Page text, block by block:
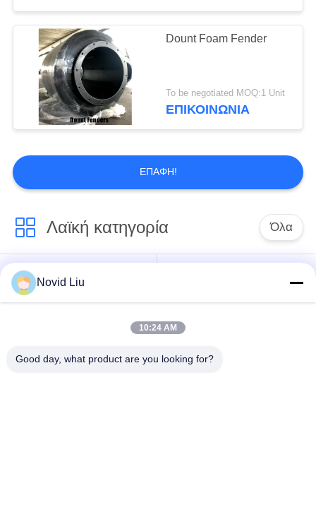
Dount Foam Fender
To be negotiated MOQ:1 Unit
ΕΠΙΚΟΙΝΩΝΙΑ
ΕΠΑΦΉ!
Λαϊκή κατηγορία Όλα
Πνευματικό
θαλάσσιο
λαστιχένια
λαστιχένιος
Novid Liu
10:24 AM
Good day, what product are you looking for?